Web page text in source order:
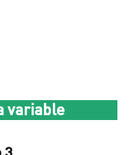
variable